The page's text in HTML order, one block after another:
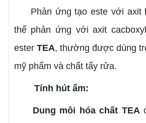
Phản ứng tạo este với axit
thể phản ứng với axit
ester TEA, thường được dùng
mỹ phẩm và chất tẩy rửa.
Tính hút ẩm:
Dung môi hóa chất TEA